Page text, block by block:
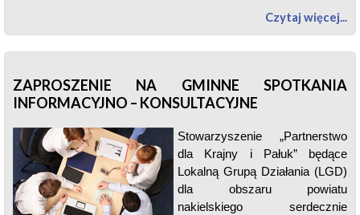
Czytaj więcej...
ZAPROSZENIE NA GMINNE SPOTKANIA
INFORMACYJNO – KONSULTACYJNE
Stowarzyszenie „Partnerstwo
dla Krajny i Pałuk” będące
Lokalną Grupą Działania (LGD)
dla obszaru powiatu
nakielskiego serdecznie